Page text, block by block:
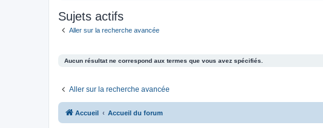
Sujets actifs
Aller sur la recherche avancée
Aucun résultat ne correspond aux termes que vous avez spécifiés.
Aller sur la recherche avancée
Accueil Accueil du forum